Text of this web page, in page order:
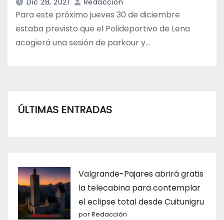
Dic 28, 2021 Redacción
Para este próximo jueves 30 de diciembre
estaba previsto que el Polideportivo de Lena
acogierá una sesión de parkour y…
ÚLTIMAS ENTRADAS
Valgrande-Pajares abrirá gratis
la telecabina para contemplar
el eclipse total desde Cuitunigru
por Redacción